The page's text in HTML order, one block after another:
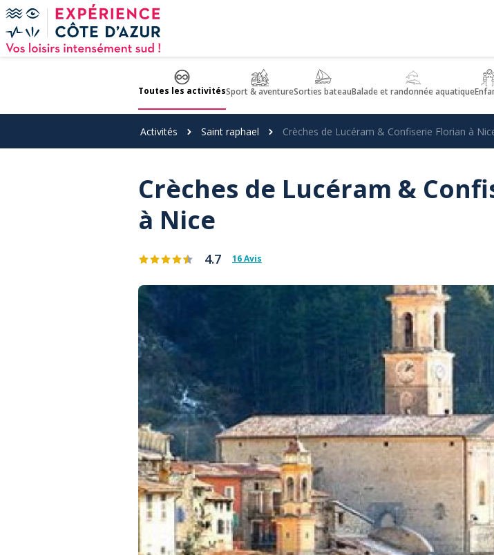
Panneau de gestion des cookies
Toutes les activitésSport & aventureSorties bateauBalade et randonnée aquatique
Activités Saint raphael Crèches de Lucéram & Confiserie Florian à
Crèches de Lucéram &
à Nice
4.7 16 Avis